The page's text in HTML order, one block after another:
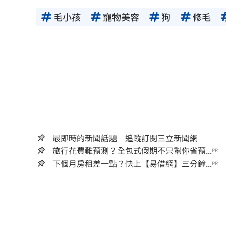
毛小孩 寵物美容 狗 修毛
最即時的新聞話題 追蹤訂閱三立新聞網
旅行花費難預測？全包式假期不只幫你省預...PR
下個月房租差一點？快上【易借網】三分鐘...PR